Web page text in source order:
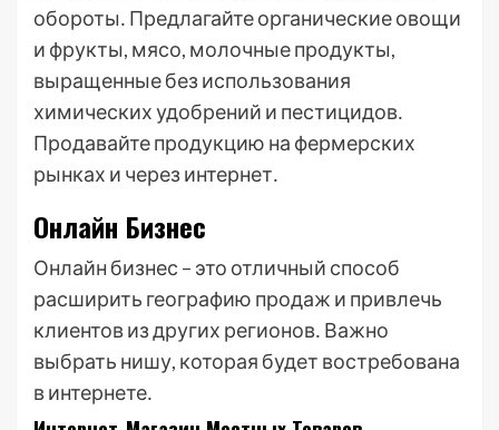
обороты․ Предлагайте органические овощи
и фрукты, мясо, молочные продукты,
выращенные без использования
химических удобрений и пестицидов․
Продавайте продукцию на фермерских
рынках и через интернет․
Онлайн Бизнес
Онлайн бизнес – это отличный способ
расширить географию продаж и привлечь
клиентов из других регионов․ Важно
выбрать нишу, которая будет востребована
в интернете․